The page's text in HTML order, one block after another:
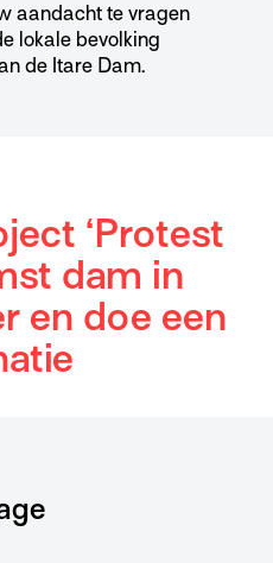
aandacht te vragen
lokale bevolking
de Itare Dam.
‘Protest
dam in
en doe een